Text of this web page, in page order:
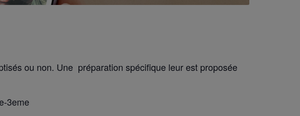
ou non. Une préparation spécifique leur est proposée
3eme